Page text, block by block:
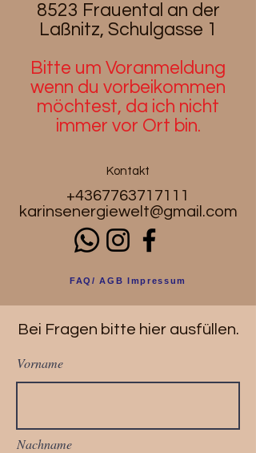
8523 Frauental an der
Laßnitz, Schulgasse 1
Bitte um Voranmeldung
wenn du vorbeikommen
möchtest, da ich nicht
immer vor Ort bin.
Kontakt
+4367763717111
karinsenergiewelt@gmail.com
FAQ/ AGB Impressum
Bei Fragen bitte hier ausfüllen.
Vorname
Nachname